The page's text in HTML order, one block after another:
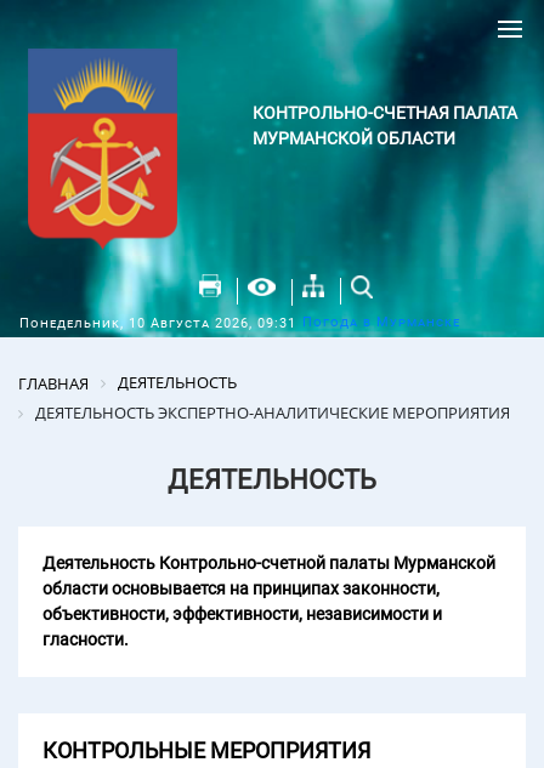
КОНТРОЛЬНО-СЧЕТНАЯ ПАЛАТА
МУРМАНСКОЙ ОБЛАСТИ
Понедельник, 10 Августа 2026, 09:31 Погода в Мурманске
ГЛАВНАЯ
ДЕЯТЕЛЬНОСТЬ
ДЕЯТЕЛЬНОСТЬ ЭКСПЕРТНО-АНАЛИТИЧЕСКИЕ МЕРОПРИЯТИЯ
ДЕЯТЕЛЬНОСТЬ
Деятельность Контрольно-счетной палаты Мурманской
области основывается на принципах законности,
объективности, эффективности, независимости и
гласности.
КОНТРОЛЬНЫЕ МЕРОПРИЯТИЯ